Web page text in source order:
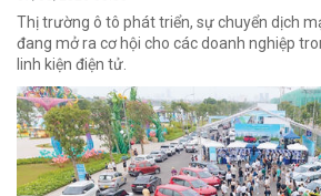
Thị trường ô tô phát triển, sự chuyển dịch
đang mở ra cơ hội cho các doanh nghiệp
linh kiện điện tử.